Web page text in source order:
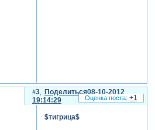
Поделиться
3
08-10-2012
19:14:29
$тигрица$
+1